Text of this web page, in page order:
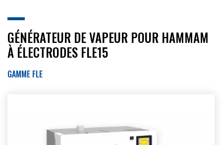
GÉNÉRATEUR DE VAPEUR POUR HAMMAM
À ÉLECTRODES FLE15
GAMME FLE